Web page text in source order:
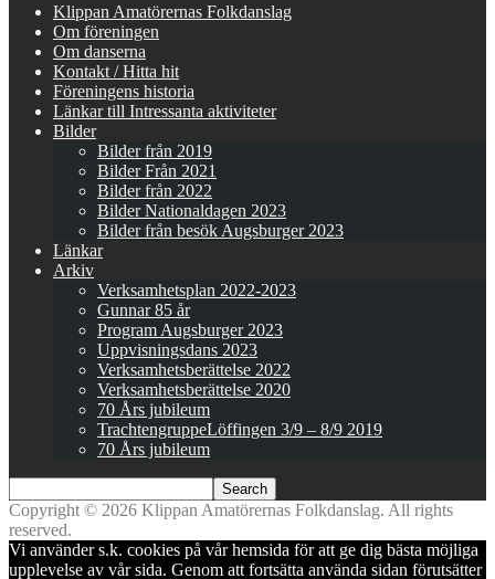
Klippan Amatörernas Folkdanslag
Om föreningen
Om danserna
Kontakt / Hitta hit
Föreningens historia
Länkar till Intressanta aktiviteter
Bilder
Bilder från 2019
Bilder Från 2021
Bilder från 2022
Bilder Nationaldagen 2023
Bilder från besök Augsburger 2023
Länkar
Arkiv
Verksamhetsplan 2022-2023
Gunnar 85 år
Program Augsburger 2023
Uppvisningsdans 2023
Verksamhetsberättelse 2022
Verksamhetsberättelse 2020
70 Års jubileum
TrachtengruppeLöffingen 3/9 – 8/9 2019
70 Års jubileum
Copyright © 2026 Klippan Amatörernas Folkdanslag. All rights
reserved.
Vi använder s.k. cookies på vår hemsida för att ge dig bästa möjliga
upplevelse av vår sida. Genom att fortsätta använda sidan förutsätter